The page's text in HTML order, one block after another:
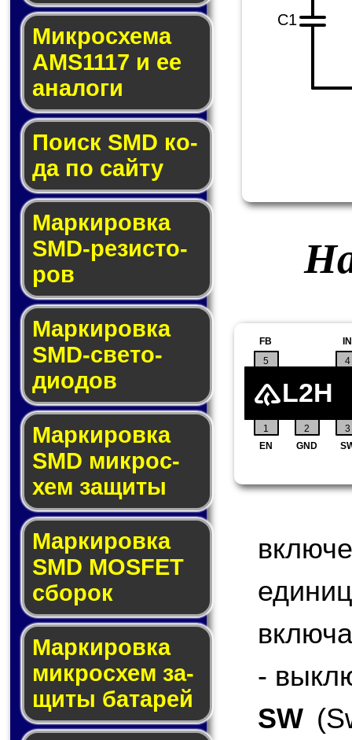
Микросхема
AMS1117 и ее
ана­ло­ги
Поиск SMD ко­
да по сай­ту
Маркировка
SMD-ре­зис­то­
ров
Маркировка
SMD-све­то­
дио­дов
Мар­ки­ров­ка
SMD мик­рос­
хем защиты
Мар­ки­ров­ка
SMD MOSFET
сбо­рок
Мар­ки­ров­ка
мик­ро­схем за­
щи­ты ба­та­рей
C1
1 2 3
4
EN GND
IN
5
FB
L2H
-
SW